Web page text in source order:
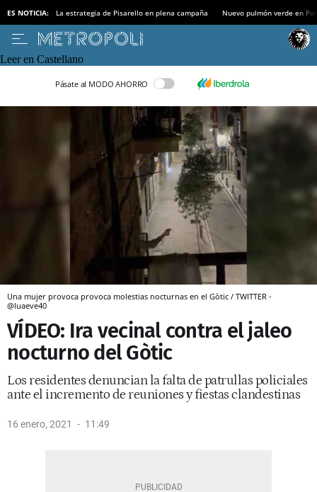
ES NOTICIA: La estrategia de Pisarello en plena campaña Nuevo pulmón verde en
Leer en Castellano
Pásate al MODO AHORRO
Una mujer provoca provoca molestias nocturnas en el Gòtic / TWITTER -
@luaeve40
VÍDEO: Ira vecinal contra el jaleo
nocturno del Gòtic
Los residentes denuncian la falta de patrullas policiales
ante el incremento de reuniones y fiestas clandestinas
16 enero, 2021 11:49